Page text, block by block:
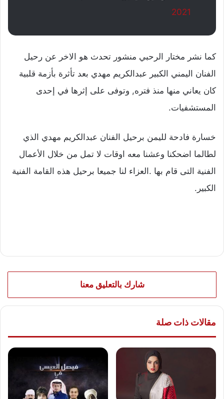
2021
كما نشر مختار الرحبي منشور تحدث هو الاخر عن رحيل
الفنان اليمني الكبير عبدالكريم مهدي بعد تأثرة بأزمة قلبية
كان يعاني منها منذ فتره, وتوفى على إثرها في إحدى
المستشفيات.
خسارة فادحة لليمن برحيل الفنان عبدالكريم مهدي الذي
لطالما اضحكنا وعشنا معه اوقات لا تمل من خلال الأعمال
الفنية التى قام بها .العزاء لنا جميعا برحيل هذه القامة الفنية
الكبير.
شارك بالتعليق معنا
مقالات ذات صلة